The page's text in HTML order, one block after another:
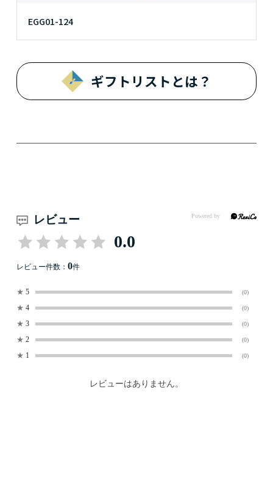
EGG01-124
ギフトリストとは？
レビュー
0.0
レビュー件数： 0件
★ 5 (0)
★ 4 (0)
★ 3 (0)
★ 2 (0)
★ 1 (0)
レビューはありません。